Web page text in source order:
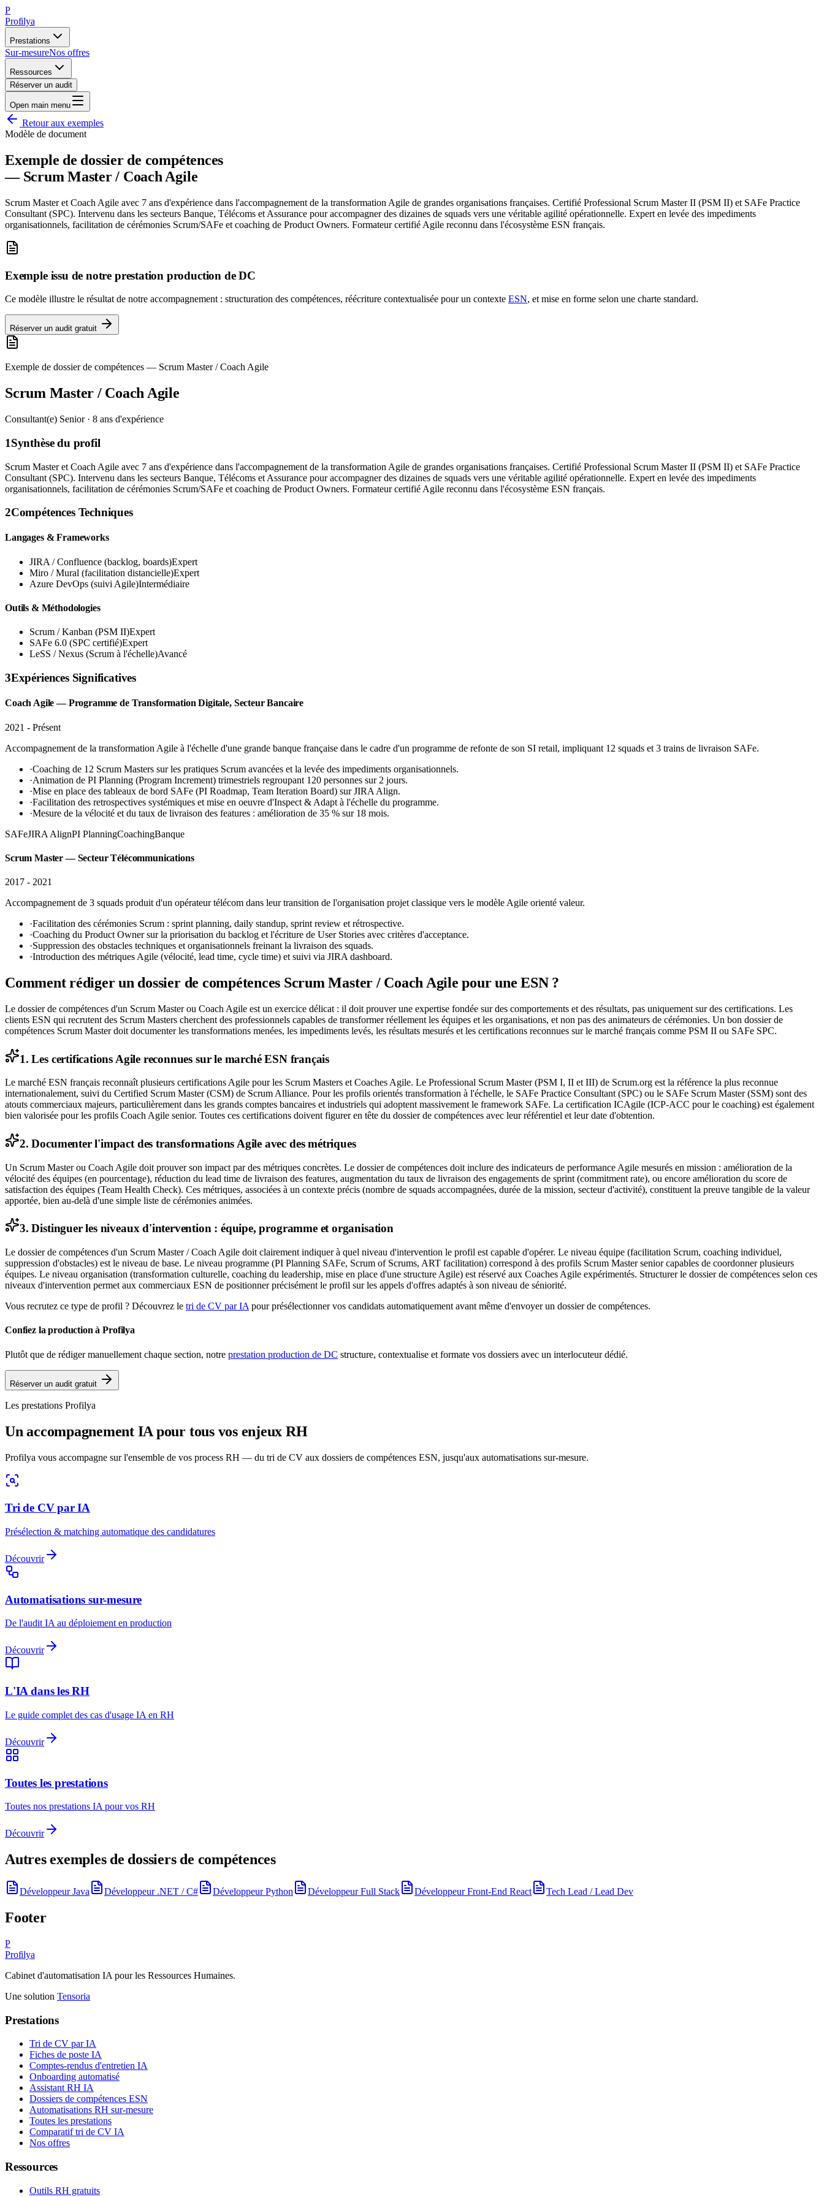
P
Profilya
Prestations
Sur-mesureNos offres
Ressources
Réserver un audit
Open main menu
Retour aux exemples
Modèle de document
Exemple de dossier de compétences
— Scrum Master / Coach Agile
Scrum Master et Coach Agile avec 7 ans d'expérience dans l'accompagnement de la transformation Agile de grandes organisations françaises. Certifié Professional Scrum Master II (PSM II) et SAFe Practice
Consultant (SPC). Intervenu dans les secteurs Banque, Télécoms et Assurance pour accompagner des dizaines de squads vers une véritable agilité opérationnelle. Expert en levée des impediments
organisationnels, facilitation de cérémonies Scrum/SAFe et coaching de Product Owners. Formateur certifié Agile reconnu dans l'écosystème ESN français.
Exemple issu de notre prestation production de DC
Ce modèle illustre le résultat de notre accompagnement : structuration des compétences, réécriture contextualisée pour un contexte ESN, et mise en forme selon une charte standard.
Réserver un audit gratuit
Exemple de dossier de compétences — Scrum Master / Coach Agile
Scrum Master / Coach Agile
Consultant(e) Senior · 8 ans d'expérience
1Synthèse du profil
Scrum Master et Coach Agile avec 7 ans d'expérience dans l'accompagnement de la transformation Agile de grandes organisations françaises. Certifié Professional Scrum Master II (PSM II) et SAFe Practice
Consultant (SPC). Intervenu dans les secteurs Banque, Télécoms et Assurance pour accompagner des dizaines de squads vers une véritable agilité opérationnelle. Expert en levée des impediments
organisationnels, facilitation de cérémonies Scrum/SAFe et coaching de Product Owners. Formateur certifié Agile reconnu dans l'écosystème ESN français.
2Compétences Techniques
Langages & Frameworks
JIRA / Confluence (backlog, boards)Expert
Miro / Mural (facilitation distancielle)Expert
Azure DevOps (suivi Agile)Intermédiaire
Outils & Méthodologies
Scrum / Kanban (PSM II)Expert
SAFe 6.0 (SPC certifié)Expert
LeSS / Nexus (Scrum à l'échelle)Avancé
3Expériences Significatives
Coach Agile — Programme de Transformation Digitale, Secteur Bancaire
2021 - Présent
Accompagnement de la transformation Agile à l'échelle d'une grande banque française dans le cadre d'un programme de refonte de son SI retail, impliquant 12 squads et 3 trains de livraison SAFe.
·Coaching de 12 Scrum Masters sur les pratiques Scrum avancées et la levée des impediments organisationnels.
·Animation de PI Planning (Program Increment) trimestriels regroupant 120 personnes sur 2 jours.
·Mise en place des tableaux de bord SAFe (PI Roadmap, Team Iteration Board) sur JIRA Align.
·Facilitation des retrospectives systémiques et mise en oeuvre d'Inspect & Adapt à l'échelle du programme.
·Mesure de la vélocité et du taux de livraison des features : amélioration de 35 % sur 18 mois.
SAFeJIRA AlignPI PlanningCoachingBanque
Scrum Master — Secteur Télécommunications
2017 - 2021
Accompagnement de 3 squads produit d'un opérateur télécom dans leur transition de l'organisation projet classique vers le modèle Agile orienté valeur.
·Facilitation des cérémonies Scrum : sprint planning, daily standup, sprint review et rétrospective.
·Coaching du Product Owner sur la priorisation du backlog et l'écriture de User Stories avec critères d'acceptance.
·Suppression des obstacles techniques et organisationnels freinant la livraison des squads.
·Introduction des métriques Agile (vélocité, lead time, cycle time) et suivi via JIRA dashboard.
Comment rédiger un dossier de compétences Scrum Master / Coach Agile pour une ESN ?
Le dossier de compétences d'un Scrum Master ou Coach Agile est un exercice délicat : il doit prouver une expertise fondée sur des comportements et des résultats, pas uniquement sur des certifications. Les
clients ESN qui recrutent des Scrum Masters cherchent des professionnels capables de transformer réellement les équipes et les organisations, et non pas des animateurs de cérémonies. Un bon dossier de
compétences Scrum Master doit documenter les transformations menées, les impediments levés, les résultats mesurés et les certifications reconnues sur le marché français comme PSM II ou SAFe SPC.
1. Les certifications Agile reconnues sur le marché ESN français
Le marché ESN français reconnaît plusieurs certifications Agile pour les Scrum Masters et Coaches Agile. Le Professional Scrum Master (PSM I, II et III) de Scrum.org est la référence la plus reconnue
internationalement, suivi du Certified Scrum Master (CSM) de Scrum Alliance. Pour les profils orientés transformation à l'échelle, le SAFe Practice Consultant (SPC) ou le SAFe Scrum Master (SSM) sont des
atouts commerciaux majeurs, particulièrement dans les grands comptes bancaires et industriels qui adoptent massivement le framework SAFe. La certification ICAgile (ICP-ACC pour le coaching) est également
bien valorisée pour les profils Coach Agile senior. Toutes ces certifications doivent figurer en tête du dossier de compétences avec leur référentiel et leur date d'obtention.
2. Documenter l'impact des transformations Agile avec des métriques
Un Scrum Master ou Coach Agile doit prouver son impact par des métriques concrètes. Le dossier de compétences doit inclure des indicateurs de performance Agile mesurés en mission : amélioration de la
vélocité des équipes (en pourcentage), réduction du lead time de livraison des features, augmentation du taux de livraison des engagements de sprint (commitment rate), ou encore amélioration du score de
satisfaction des équipes (Team Health Check). Ces métriques, associées à un contexte précis (nombre de squads accompagnées, durée de la mission, secteur d'activité), constituent la preuve tangible de la valeur
apportée, bien au-delà d'une simple liste de cérémonies animées.
3. Distinguer les niveaux d'intervention : équipe, programme et organisation
Le dossier de compétences d'un Scrum Master / Coach Agile doit clairement indiquer à quel niveau d'intervention le profil est capable d'opérer. Le niveau équipe (facilitation Scrum, coaching individuel,
suppression d'obstacles) est le niveau de base. Le niveau programme (PI Planning SAFe, Scrum of Scrums, ART facilitation) correspond à des profils Scrum Master senior capables de coordonner plusieurs
équipes. Le niveau organisation (transformation culturelle, coaching du leadership, mise en place d'une structure Agile) est réservé aux Coaches Agile expérimentés. Structurer le dossier de compétences selon ces
niveaux d'intervention permet aux commerciaux ESN de positionner précisément le profil sur les appels d'offres adaptés à son niveau de séniorité.
Vous recrutez ce type de profil ? Découvrez le tri de CV par IA pour présélectionner vos candidats automatiquement avant même d'envoyer un dossier de compétences.
Confiez la production à Profilya
Plutôt que de rédiger manuellement chaque section, notre prestation production de DC structure, contextualise et formate vos dossiers avec un interlocuteur dédié.
Réserver un audit gratuit
Les prestations Profilya
Un accompagnement IA pour tous vos enjeux RH
Profilya vous accompagne sur l'ensemble de vos process RH — du tri de CV aux dossiers de compétences ESN, jusqu'aux automatisations sur-mesure.
Tri de CV par IA
Présélection & matching automatique des candidatures
Découvrir
Automatisations sur-mesure
De l'audit IA au déploiement en production
Découvrir
L'IA dans les RH
Le guide complet des cas d'usage IA en RH
Découvrir
Toutes les prestations
Toutes nos prestations IA pour vos RH
Découvrir
Autres exemples de dossiers de compétences
Développeur Java Développeur .NET / C# Développeur Python Développeur Full Stack Développeur Front-End React Tech Lead / Lead Dev
Footer
P
Profilya
Cabinet d'automatisation IA pour les Ressources Humaines.
Une solution Tensoria
Prestations
Tri de CV par IA
Fiches de poste IA
Comptes-rendus d'entretien IA
Onboarding automatisé
Assistant RH IA
Dossiers de compétences ESN
Automatisations RH sur-mesure
Toutes les prestations
Comparatif tri de CV IA
Nos offres
Ressources
Outils RH gratuits